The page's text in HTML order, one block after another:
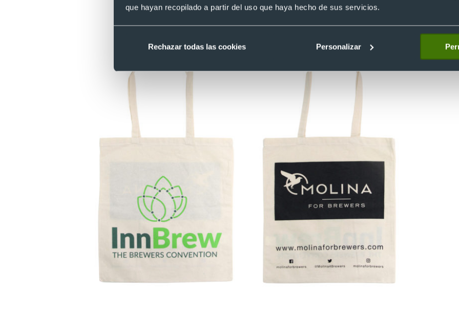
que hayan recopilado a partir del uso que haya hecho de sus servicios.
Rechazar todas las cookies Personalizar